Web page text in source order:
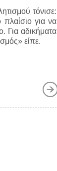
τόνισε:
για να
Για αδικήματα
είπε.